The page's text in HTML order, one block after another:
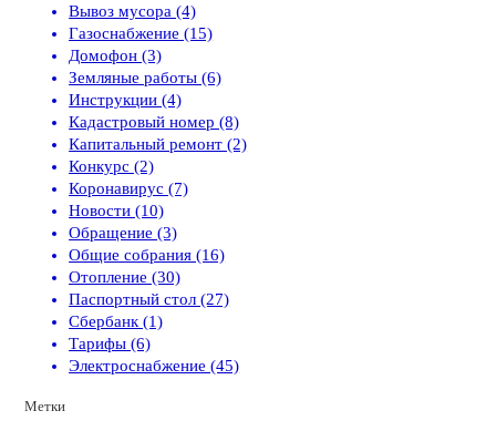
Вывоз мусора (4)
Газоснабжение (15)
Домофон (3)
Земляные работы (6)
Инструкции (4)
Кадастровый номер (8)
Капитальный ремонт (2)
Конкурс (2)
Коронавирус (7)
Новости (10)
Обращение (3)
Общие собрания (16)
Отопление (30)
Паспортный стол (27)
Сбербанк (1)
Тарифы (6)
Электроснабжение (45)
Метки